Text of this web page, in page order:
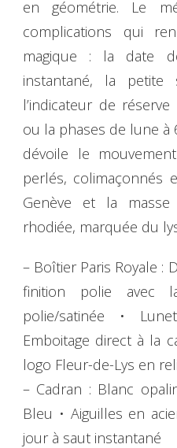
en géométrie. Le
complications qui
magique : la date
instantané, la
l’indicateur de
ou la phases de lune à
dévoile le
perlés, colimaçonnés
Genève et la
rhodiée, marquée du
– Boîtier Paris Royale :
finition polie avec
polie/satinée •
Emboitage direct à la
logo Fleur-de-Lys en
– Cadran : Blanc
Bleu • Aiguilles en
jour à saut instantané